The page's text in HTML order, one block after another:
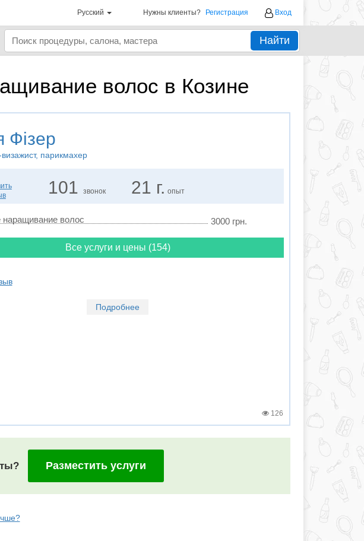
Русский Нужны клиенты? Регистрация Вход
Найти
волос в Козине
Фізер
парикмахер
101звонок 21 г. опыт
наращивание волос 3000 грн.
Все услуги и цены (154)
Подробнее
126
Разместить услуги